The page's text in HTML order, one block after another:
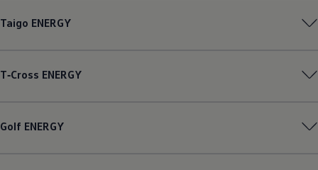
Taigo ENERGY
T‑Cross ENERGY
Golf ENERGY